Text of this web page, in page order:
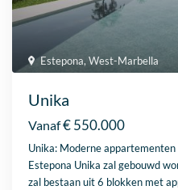
Estepona,West-Marbella
Unika
Vanaf€ 550.000
Unika: Moderne appartementen
Estepona Unika zal gebouwd
zal bestaan uit 6 blokken met